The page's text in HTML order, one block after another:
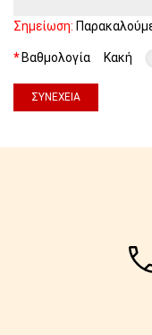
Σημείωση:
Βαθμολογία Κακή
ΣΥΝΈΧΕΙΑ